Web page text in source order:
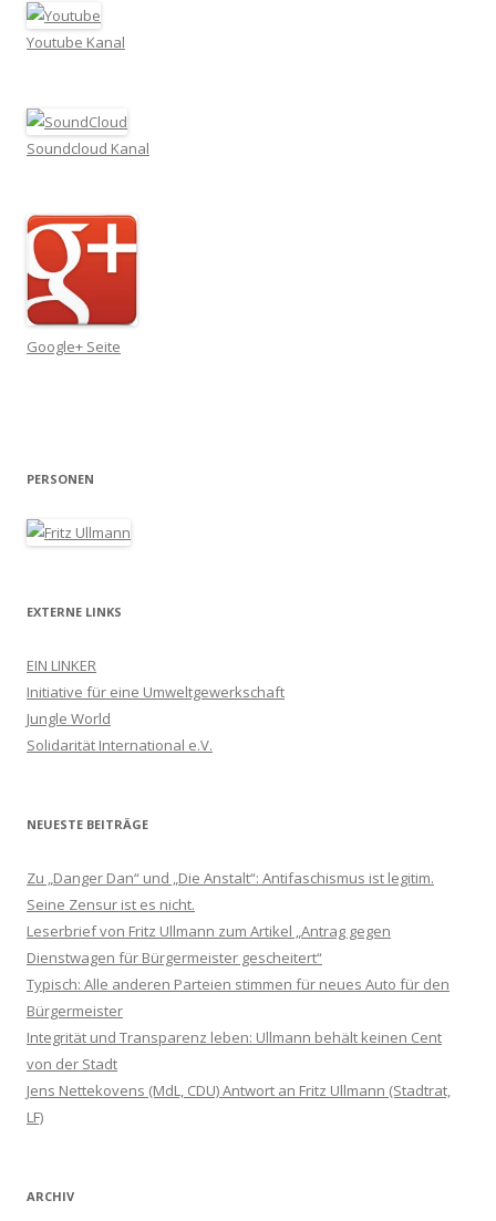
Youtube Kanal
Soundcloud Kanal
Google+ Seite
PERSONEN
EXTERNE LINKS
EIN LINKER
Initiative für eine Umweltgewerkschaft
Jungle World
Solidarität International e.V.
NEUESTE BEITRÄGE
Zu „Danger Dan“ und „Die Anstalt“: Antifaschismus ist legitim.
Seine Zensur ist es nicht.
Leserbrief von Fritz Ullmann zum Artikel „Antrag gegen
Dienstwagen für Bürgermeister gescheitert“
Typisch: Alle anderen Parteien stimmen für neues Auto für den
Bürgermeister
Integrität und Transparenz leben: Ullmann behält keinen Cent
von der Stadt
Jens Nettekovens (MdL, CDU) Antwort an Fritz Ullmann (Stadtrat,
LF)
ARCHIV